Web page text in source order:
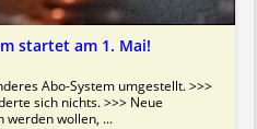
startet am 1. Mai!
Abo-System umgestellt. >>>
sich nichts. >>> Neue
werden wollen, ...